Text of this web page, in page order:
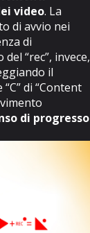
video. La
di avvio nei
di
“rec”, invece,
il
di “Content
di progresso